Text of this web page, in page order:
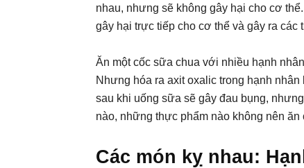
nhau, nhưng sẽ không gây hại cho cơ
gây hại trực tiếp cho cơ thể và gây ra
Ăn một cốc sữa chua với nhiều hạnh
Nhưng hóa ra axit oxalic trong hạnh
sau khi uống sữa sẽ gây đau bụng,
nào, những thực phẩm nào không nên ăn
Các món kỵ nhau: